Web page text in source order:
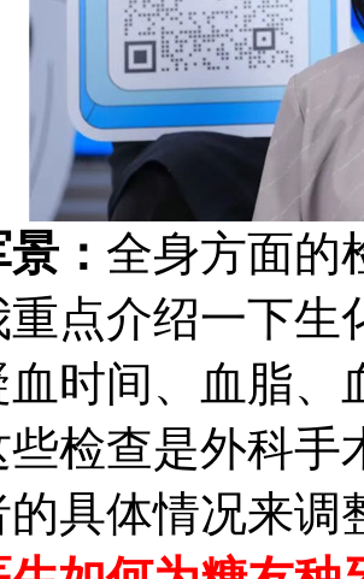
： 全身方面的
点介绍一下生
时间、血脂、
检查是外科手
具体情况来调